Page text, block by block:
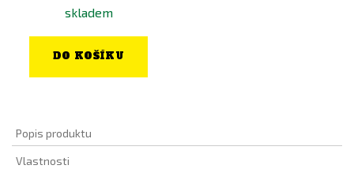
skladem
DO KOŠÍKU
Popis produktu
Vlastnosti